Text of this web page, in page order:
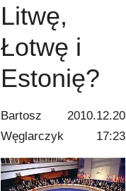
Litwę,
Łotwę i
Estonię?
Bartosz
Węglarczyk
2010.12.20
17:23